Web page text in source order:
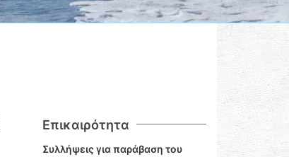
Επικαιρότητα
Συλλήψεις για παράβαση του